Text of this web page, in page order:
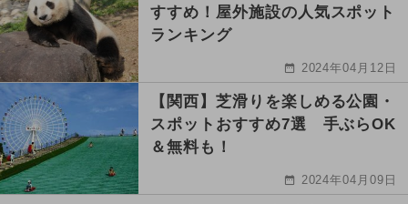
すすめ！屋外施設の人気スポット
ランキング
2024年04月12日
【関西】芝滑りを楽しめる公園・
スポットおすすめ7選 手ぶらOK
＆無料も！
2024年04月09日